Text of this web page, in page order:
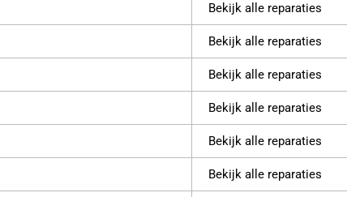
Bekijk alle reparaties
Bekijk alle reparaties
Bekijk alle reparaties
Bekijk alle reparaties
Bekijk alle reparaties
Bekijk alle reparaties